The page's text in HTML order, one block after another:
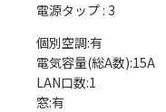
電源タップ : 3
個別空調:有
電気容量(総A数):15A
LAN口数:1
窓:有